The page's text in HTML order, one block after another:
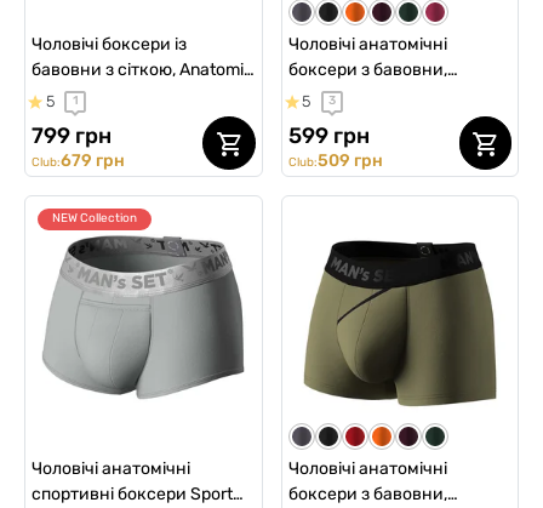
Чоловічі боксери із
бавовни з сіткою, Anatomic
Long 2.0 Light, Gold Series,
бежевий
5 1
799 грн
Club:679 грн
Чоловічі анатомічні
боксери з бавовни,
Anatomic Classic 2.0, Black
Series, червоний
5 3
599 грн
Club:509 грн
NEW Collection
Чоловічі анатомічні
спортивні боксери Sport
Чоловічі анатомічні
боксери з бавовни,